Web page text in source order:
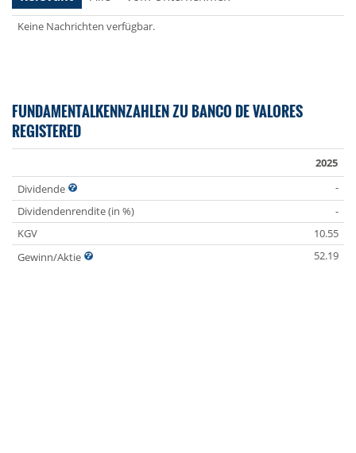
Keine Nachrichten verfügbar.
FUNDAMENTALKENNZAHLEN ZU BANCO DE VALORES
REGISTERED
2025
Dividende
-
Dividendenrendite (in %)
-
KGV
10.55
Gewinn/Aktie
52.19